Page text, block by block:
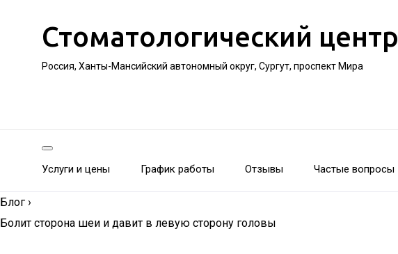
Стоматологический центр
Россия, Ханты-Мансийский автономный округ, Сургут, проспект Мира
Услуги и цены График работы Отзывы Частые вопросы
Блог ›
Болит сторона шеи и давит в левую сторону головы